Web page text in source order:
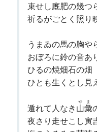
束せし廐肥の幾つ
祈るがごとく照り
うまゐの馬の胸や
おぼろに鈴の音あ
ひるの焼畑石の畑
ひとも生くとし見
遁れて人なき 山彙
やま
夜さり走せこし寅